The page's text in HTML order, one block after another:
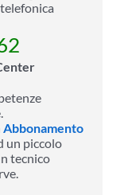
Abbonamento
un piccolo
tecnico